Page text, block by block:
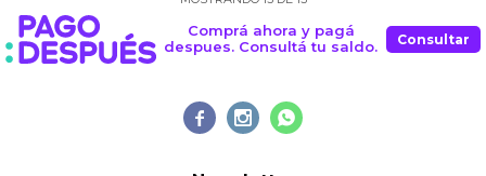
Comprá ahora y pagá
despues. Consultá tu saldo.
Consultar
  